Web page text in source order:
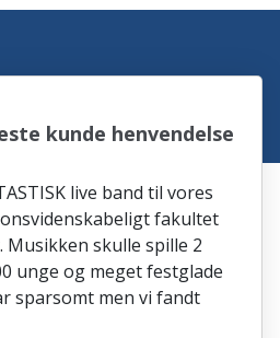
kunde henvendelse
live band til vores
fakultet
Musikken skulle spille 2
unge og meget festglade
sparsomt men vi fandt